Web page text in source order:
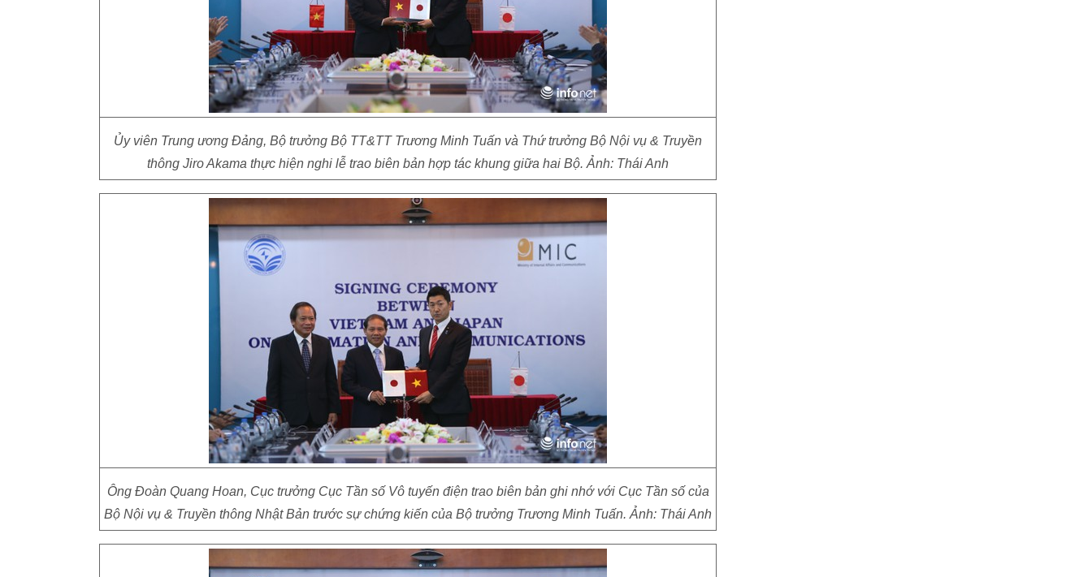
Ủy viên Trung ương Đảng, Bộ trưởng Bộ TT&TT Trương Minh Tuấn và Thứ trưởng Bộ Nội vụ & Truyền
thông Jiro Akama thực hiện nghi lễ trao biên bản hợp tác khung giữa hai Bộ. Ảnh: Thái Anh
Ông Đoàn Quang Hoan, Cục trưởng Cục Tần số Vô tuyến điện trao biên bản ghi nhớ với Cục Tần số của
Bộ Nội vụ & Truyền thông Nhật Bản trước sự chứng kiến của Bộ trưởng Trương Minh Tuấn. Ảnh: Thái Anh